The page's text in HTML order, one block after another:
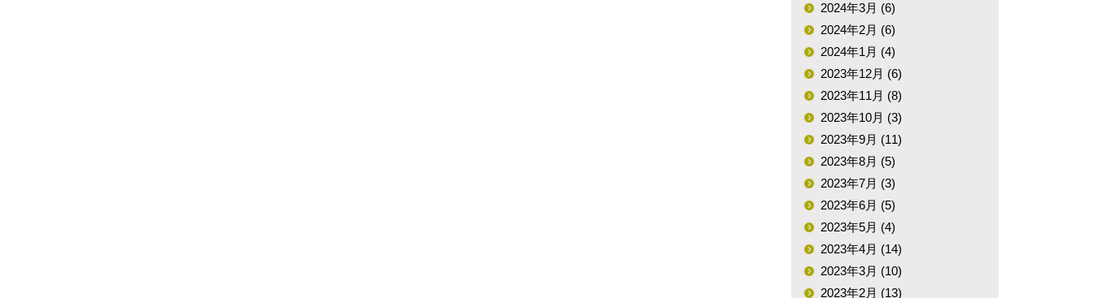
2024年3月 (6)
2024年2月 (6)
2024年1月 (4)
2023年12月 (6)
2023年11月 (8)
2023年10月 (3)
2023年9月 (11)
2023年8月 (5)
2023年7月 (3)
2023年6月 (5)
2023年5月 (4)
2023年4月 (14)
2023年3月 (10)
2023年2月 (13)